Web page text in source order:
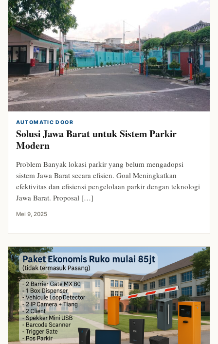
AUTOMATIC DOOR
Solusi Jawa Barat untuk Sistem Parkir
Modern
Problem Banyak lokasi parkir yang belum mengadopsi
sistem Jawa Barat secara efisien. Goal Meningkatkan
efektivitas dan efisiensi pengelolaan parkir dengan teknologi
Jawa Barat. Proposal […]
Mei 9, 2025